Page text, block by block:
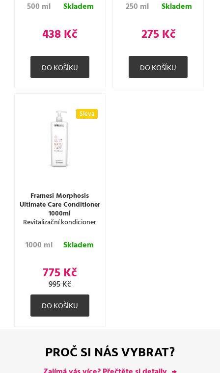
500 ml Skladem
438 Kč
250 ml Skladem
275 Kč
Sleva
Framesi Morphosis
Ultimate Care Conditioner
1000ml
Revitalizační kondicioner
1000 ml Skladem
775 Kč
995 Kč
PROČ SI NÁS VYBRAT?